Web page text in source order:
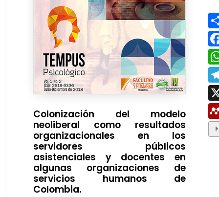
Colonización del modelo
neoliberal como resultados
organizacionales en los
servidores públicos
asistenciales y docentes en
algunas organizaciones de
servicios humanos de
Colombia.